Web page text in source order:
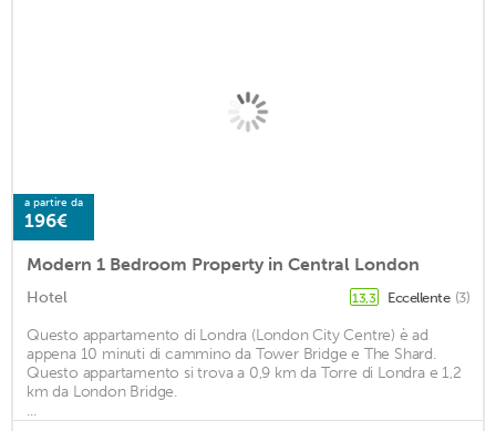
a partire da
196€
Modern 1 Bedroom Property in Central London
Hotel 13,3 Eccellente (3)
Questo appartamento di Londra (London City Centre) è ad
appena 10 minuti di cammino da Tower Bridge e The Shard.
Questo appartamento si trova a 0,9 km da Torre di Londra e 1,2
km da London Bridge.
...